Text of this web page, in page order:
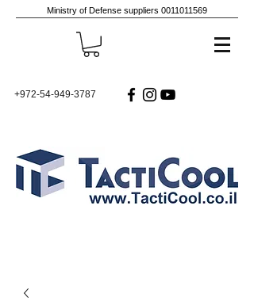
Ministry of Defense suppliers 0011011569
+972-54-949-3787